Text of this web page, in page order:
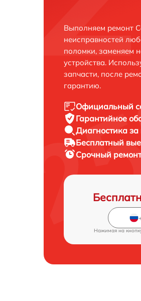
Выполняем ремонт
неисправностей
поломки, заменяем
устройства.
запчасти, после
гарантию.
Официальный
Гарантийное
Диагностика за
Бесплатный
Срочный
Нажимая на